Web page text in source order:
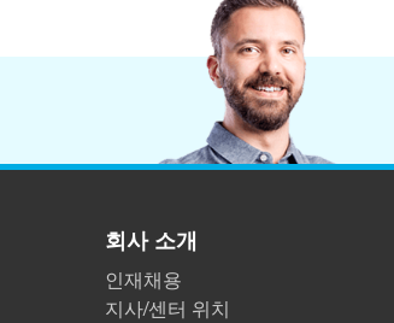
자동차
플라스틱
회사 소개
인재채용
지사/센터 위치